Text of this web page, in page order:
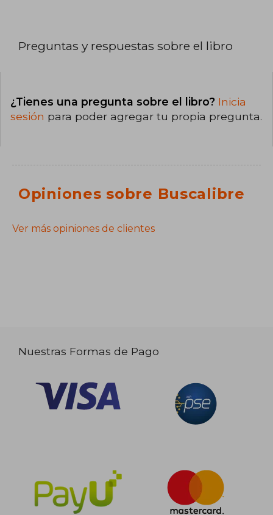
Preguntas y respuestas sobre el libro
¿Tienes una pregunta sobre el libro? Inicia
sesión para poder agregar tu propia pregunta.
Opiniones sobre Buscalibre
Ver más opiniones de clientes
Nuestras Formas de Pago